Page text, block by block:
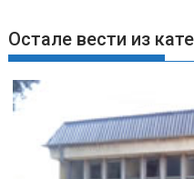
њ
е
ч
л
Остале вести из